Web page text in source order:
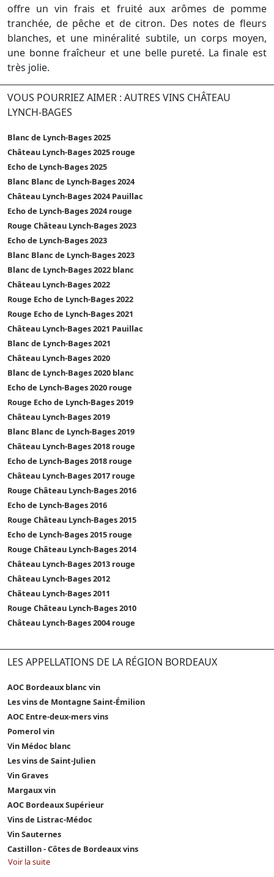
offre un vin frais et fruité aux arômes de pomme
tranchée, de pêche et de citron. Des notes de fleurs
blanches, et une minéralité subtile, un corps moyen,
une bonne fraîcheur et une belle pureté. La finale est
très jolie.
VOUS POURRIEZ AIMER : AUTRES VINS CHÂTEAU
LYNCH-BAGES
Blanc de Lynch-Bages 2025
Château Lynch-Bages 2025 rouge
Echo de Lynch-Bages 2025
Blanc Blanc de Lynch-Bages 2024
Château Lynch-Bages 2024 Pauillac
Echo de Lynch-Bages 2024 rouge
Rouge Château Lynch-Bages 2023
Echo de Lynch-Bages 2023
Blanc Blanc de Lynch-Bages 2023
Blanc de Lynch-Bages 2022 blanc
Château Lynch-Bages 2022
Rouge Echo de Lynch-Bages 2022
Rouge Echo de Lynch-Bages 2021
Château Lynch-Bages 2021 Pauillac
Blanc de Lynch-Bages 2021
Château Lynch-Bages 2020
Blanc de Lynch-Bages 2020 blanc
Echo de Lynch-Bages 2020 rouge
Rouge Echo de Lynch-Bages 2019
Château Lynch-Bages 2019
Blanc Blanc de Lynch-Bages 2019
Château Lynch-Bages 2018 rouge
Echo de Lynch-Bages 2018 rouge
Château Lynch-Bages 2017 rouge
Rouge Château Lynch-Bages 2016
Echo de Lynch-Bages 2016
Rouge Château Lynch-Bages 2015
Echo de Lynch-Bages 2015 rouge
Rouge Château Lynch-Bages 2014
Château Lynch-Bages 2013 rouge
Château Lynch-Bages 2012
Château Lynch-Bages 2011
Rouge Château Lynch-Bages 2010
Château Lynch-Bages 2004 rouge
LES APPELLATIONS DE LA RÉGION BORDEAUX
AOC Bordeaux blanc vin
Les vins de Montagne Saint-Émilion
AOC Entre-deux-mers vins
Pomerol vin
Vin Médoc blanc
Les vins de Saint-Julien
Vin Graves
Margaux vin
AOC Bordeaux Supérieur
Vins de Listrac-Médoc
Vin Sauternes
Castillon - Côtes de Bordeaux vins
Voir la suite